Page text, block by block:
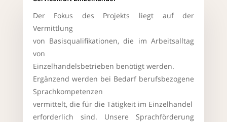
Der Fokus des Projekts liegt auf der
Vermittlung
von Basisqualifikationen, die im Arbeitsalltag
von
Einzelhandelsbetrieben benötigt werden.
Ergänzend werden bei Bedarf berufsbezogene
Sprachkompetenzen
vermittelt, die für die Tätigkeit im Einzelhandel
erforderlich sind. Unsere Sprachförderung